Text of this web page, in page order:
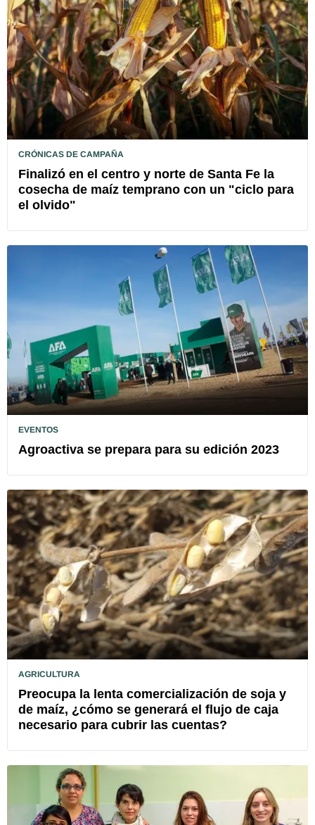
CRÓNICAS DE CAMPAÑA
Finalizó en el centro y norte de Santa Fe la
cosecha de maíz temprano con un "ciclo para
el olvido"
EVENTOS
Agroactiva se prepara para su edición 2023
AGRICULTURA
Preocupa la lenta comercialización de soja y
de maíz, ¿cómo se generará el flujo de caja
necesario para cubrir las cuentas?